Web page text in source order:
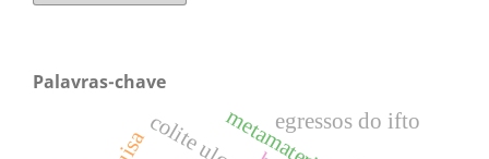
Palavras-chave
egressos do ifto